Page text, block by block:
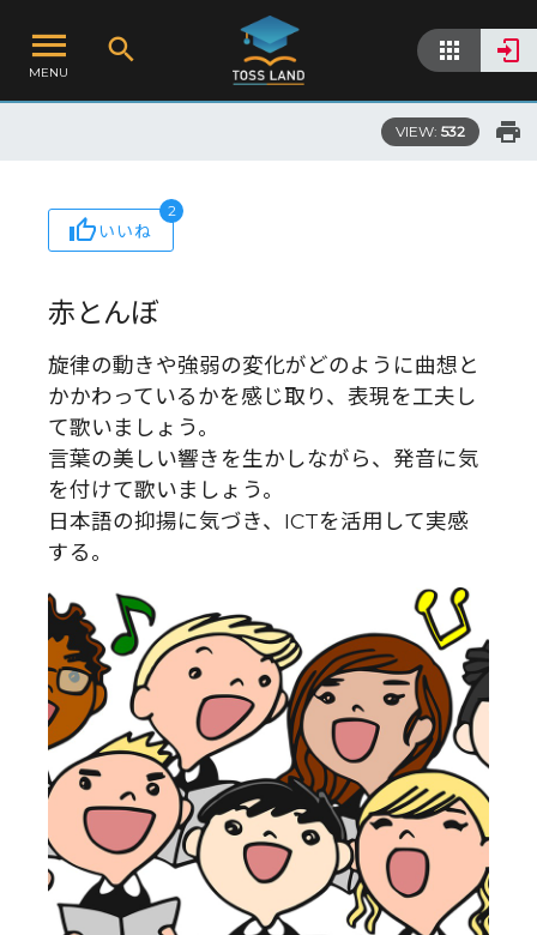
MENU
VIEW: 532
いいね
2
赤とんぼ
旋律の動きや強弱の変化がどのように曲想と
かかわっているかを感じ取り、表現を工夫し
て歌いましょう。
言葉の美しい響きを生かしながら、発音に気
を付けて歌いましょう。
日本語の抑揚に気づき、ICTを活用して実感
する。